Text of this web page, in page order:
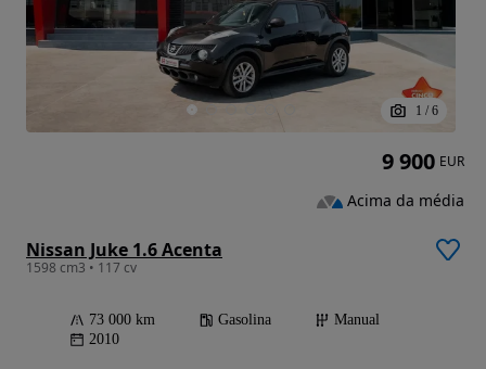
1 / 6
Nissan Juke 1.6 Acenta
1598 cm3 • 117 cv
73 000 km Gasolina
Manual
2010
9 900 EUR
Acima da média